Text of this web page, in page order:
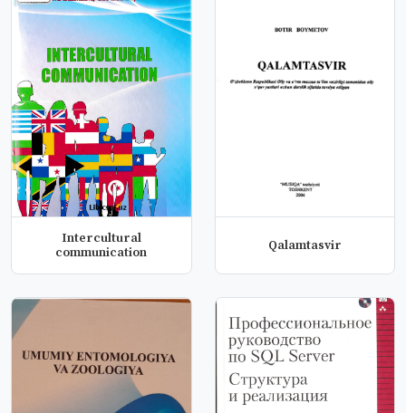
Intercultural
communication
Qalamtasvir